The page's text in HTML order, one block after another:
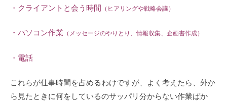
・クライアントと会う時間 （ヒアリングや戦略会議）
・パソコン作業 （メッセージのやりとり、情報収集、企画書作成）
・電話
これらが仕事時間を占めるわけですが、よく考えたら、外か
ら見たときに何をしているのサッパリ分からない作業ばか